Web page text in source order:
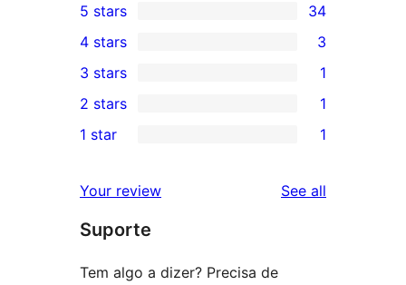
34
5-
star
reviews
5 stars 34
4-
star
reviews
4 stars 3
1
3-
star
3 stars 1
2-
review
2 stars 1
star
review
1 star 1
Your review See all
Suporte
Tem algo a dizer? Precisa de